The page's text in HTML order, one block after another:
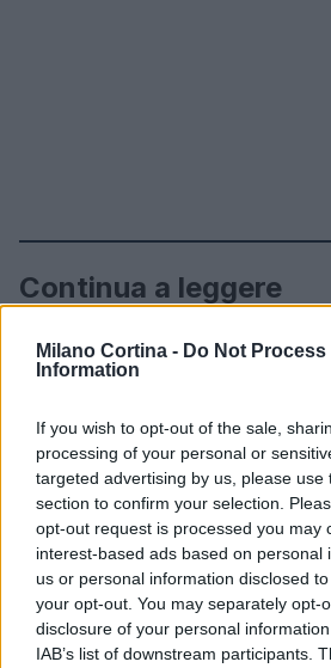
Milano Cortina - Do Not Process
Information
If you wish to opt-out of the sale,
processing of your personal or
targeted advertising by us, please use
section to confirm your selection.
opt-out request is processed you may
interest-based ads based on personal
us or personal information disclosed
your opt-out. You may separately opt-
disclosure of your personal
IAB’s list of downstream participants.
Continua a leggere
MILANOCORTINA26 (I LUOGHI)